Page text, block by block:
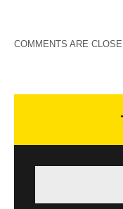
COMMENTS ARE